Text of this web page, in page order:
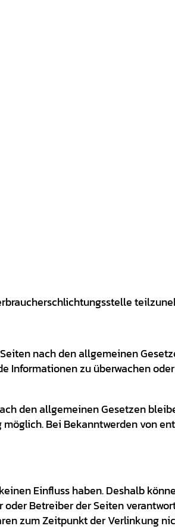
nach den allgemeinen
zu überwachen
den allgemeinen Gesetzen
Bei Bekanntwerden von
Einfluss haben. Deshalb
Betreiber der Seiten
zum Zeitpunkt der Verlinkung